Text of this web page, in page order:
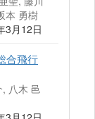
本 勇樹
3月12日
合飛行
八木 邑